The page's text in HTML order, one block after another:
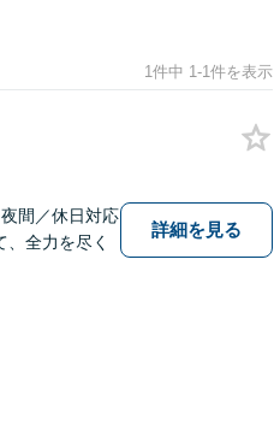
1件中 1-1件を表示
間／休日対応
全力を尽く
詳細を見る